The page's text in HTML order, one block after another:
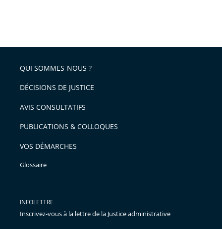
QUI SOMMES-NOUS ?
DÉCISIONS DE JUSTICE
AVIS CONSULTATIFS
PUBLICATIONS & COLLOQUES
VOS DÉMARCHES
Glossaire
INFOLETTRE
Inscrivez-vous à la lettre de la Justice administrative